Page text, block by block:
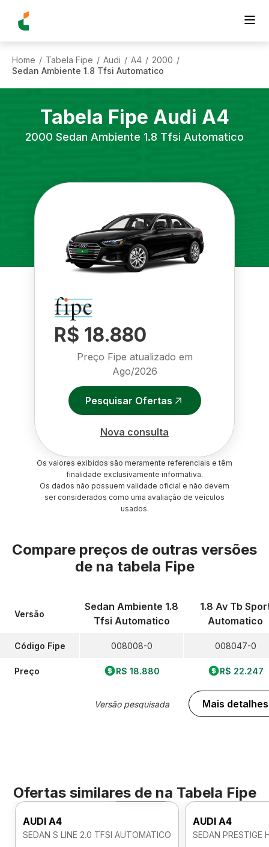
Home / Tabela Fipe / Audi / A4 / 2000 /
Sedan Ambiente 1.8 Tfsi Automatico
Tabela Fipe Audi A4
2000 Sedan Ambiente 1.8 Tfsi Automatico
R$ 18.880
Preço Fipe atualizado em
Ago/2026
Pesquisar Ofertas
Nova consulta
Os valores exibidos são meramente referenciais e têm
finalidade exclusivamente informativa.
Os dados não possuem validade oficial e não devem
ser considerados como uma avaliação de veículos
usados.
Compare preços de outras versões
de na tabela Fipe
Versão
Código Fipe
Preço
Sedan Ambiente 1.8
Tfsi Automatico
008008-0
R$ 18.880
Versão pesquisada
1.8 Av Tb
Automatico
008047-0
R$ 22.247
Mais detalhes
Ofertas similares de na Tabela Fipe
Foto 360º
AUDI A4
SEDAN S LINE 2.0 TFSI AUTOMATICO
AUDI A4